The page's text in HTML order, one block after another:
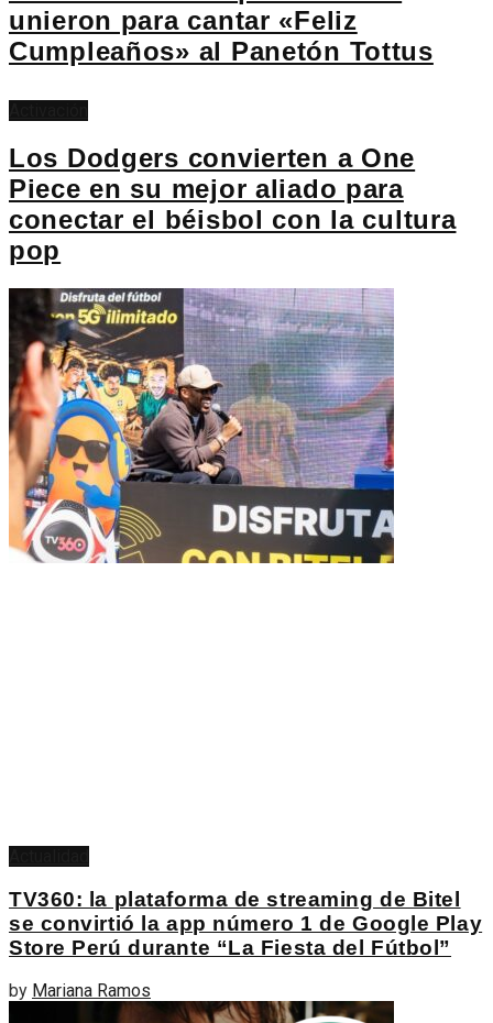
unieron para cantar «Feliz
Cumpleaños» al Panetón Tottus
Los Dodgers convierten a One
Piece en su mejor aliado para
conectar el béisbol con la cultura
pop
TV360: la plataforma de streaming de Bitel
se convirtió la app número 1 de Google Play
Store Perú durante “La Fiesta del Fútbol”
by Mariana Ramos